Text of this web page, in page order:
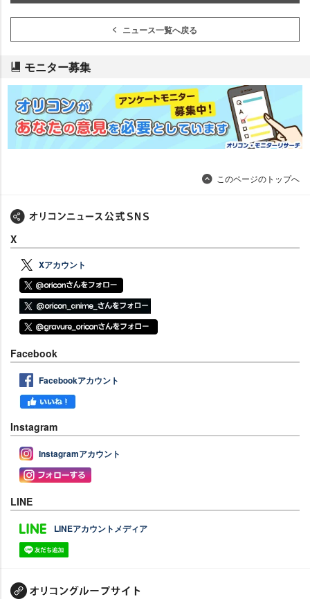
ニュース一覧へ戻る
モニター募集
このページのトップへ
X
Xアカウント
Facebook
Facebookアカウント
Instagram
Instagramアカウント
LINE
LINEアカウントメディア